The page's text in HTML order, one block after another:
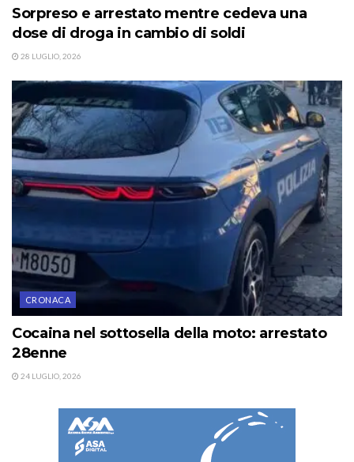
Sorpreso e arrestato mentre cedeva una
dose di droga in cambio di soldi
28 LUGLIO, 2026
CRONACA
Cocaina nel sottosella della moto: arrestato
28enne
24 LUGLIO, 2026